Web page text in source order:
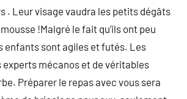
. Leur visage vaudra les petits dégâts
!Malgré le fait qu’ils ont peu
enfants sont agiles et futés. Les
experts mécanos et de véritables
Préparer le repas avec vous sera